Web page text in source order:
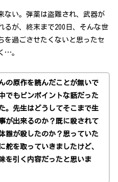
ない。弾薬は盗難され、武器が
るが、終末まで200日、そんな世
を過ごさせたくないと思ったセ
…。
の原作を読んだことが無いで
でもピンポイントな話だった
。先生はどうしてそこまで生
が出来るのか？既に殺されて
誰が殺したのか？思っていた
舵を取っていきましたけど、
を引く内容だったと思いま